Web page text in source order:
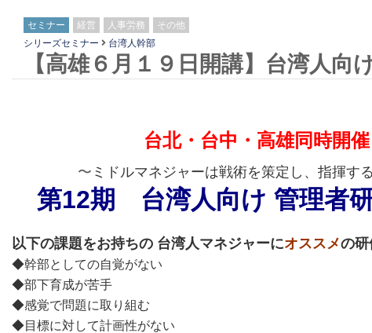
セミナー 経営 人事労務 その他
シリーズセミナー 台湾人幹部
【高雄６月１９日開講】台湾人向
台北・台中・高雄同時開催
〜 ミドルマネジャーは戦術を策定し、指揮す
第12期 台湾人向け 管理者研
以下の課題をお持ちの 台湾人マネジャーにオススメの研
◆幹部としての自覚がない
◆部下育成が苦手
◆感覚で問題に取り組む
◆目標に対して計画性がない